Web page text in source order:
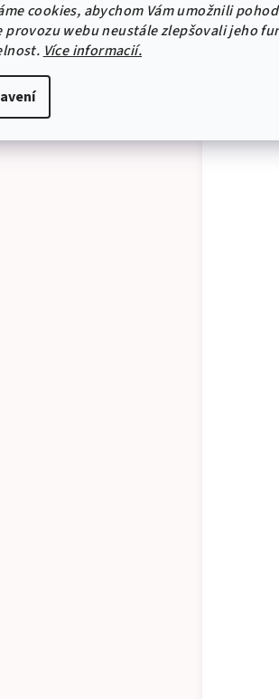
cookies, abychom Vám umožnili
provozu webu neustále zlepšovali jeho
Více informacií.